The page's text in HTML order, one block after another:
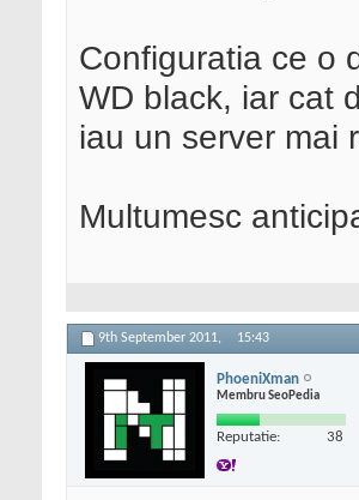
Configuratia ce o
WD black, iar cat
iau un server mai
Multumesc
9th September 2011, 15:43
PhoeniXman
Membru SeoPedia
Reputatie: 38